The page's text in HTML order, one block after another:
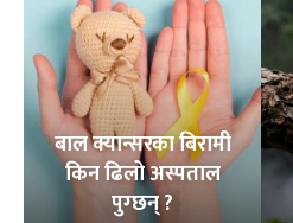
बाल क्यान्सरका बिरामी
किन ढिलो अस्पताल
पुग्छन् ?